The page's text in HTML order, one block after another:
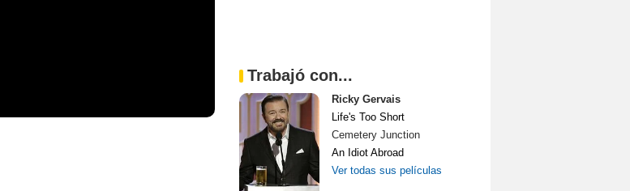
Trabajó con...
Ricky Gervais
Life's Too Short
Cemetery Junction
An Idiot Abroad
Ver todas sus películas